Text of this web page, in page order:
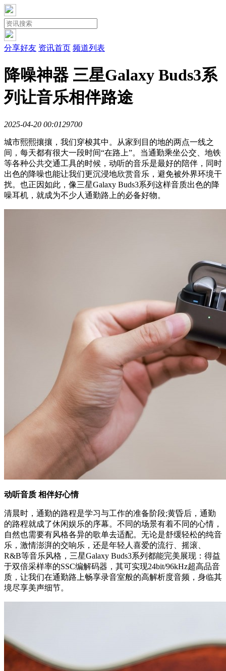
分享好友 资讯首页 频道列表
降噪神器 三星Galaxy Buds3系
列让音乐相伴路途
2025-04-20 00:0129700
城市熙熙攘攘，我们穿梭其中。从家到目的地的两点一线之
间，每天都有很大一段时间“在路上”。当通勤乘坐公交、地铁
等各种公共交通工具的时候，动听的音乐是最好的陪伴，同时
出色的降噪也能让我们更沉浸地欣赏音乐，避免被外界环境干
扰。也正因如此，像三星Galaxy Buds3系列这样音质出色的降
噪耳机，就成为不少人通勤路上的必备好物。
动听音质 相伴好心情
清晨时，通勤的路程是学习与工作的准备阶段;黄昏后，通勤
的路程就成了休闲娱乐的序幕。不同的场景有着不同的心情，
自然也需要有风格各异的歌单去适配。无论是舒缓轻松的纯音
乐，激情澎湃的交响乐，还是年轻人喜爱的流行、摇滚、
R&B等音乐风格，三星Galaxy Buds3系列都能完美展现：得益
于双倍采样率的SSC编解码器，其可实现24bit/96kHz超高品音
质，让我们在通勤路上畅享录音室般的高解析度音频，身临其
境尽享美声细节。